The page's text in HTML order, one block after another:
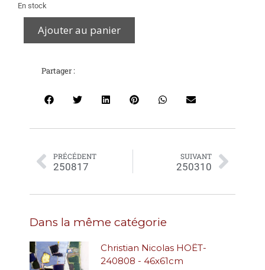
En stock
Ajouter au panier
Partager :
PRÉCÉDENT
250817
SUIVANT
250310
Dans la même catégorie
Christian Nicolas HOËT-
240808 - 46x61cm